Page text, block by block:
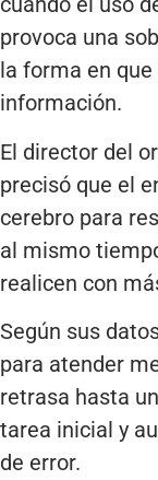
provoca una
la forma en
información.
El director del
precisó que el
cerebro para
al mismo
realicen con
Según sus
para atender
retrasa hasta
tarea inicial y
de error.